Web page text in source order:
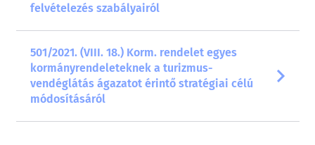
felvételezés szabályairól
501/2021. (VIII. 18.) Korm. rendelet egyes
kormányrendeleteknek a turizmus-
vendéglátás ágazatot érintő stratégiai célú
módosításáról